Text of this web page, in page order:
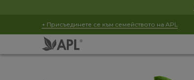
+ Присъединете се към семейството на APL